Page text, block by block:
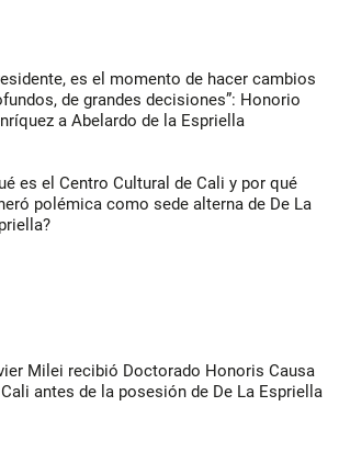
es el momento de hacer cambios
de grandes decisiones”: Honorio
a Abelardo de la Espriella
es el Centro Cultural de Cali y por qué
polémica como sede alterna de De La
Milei recibió Doctorado Honoris Causa
antes de la posesión de De La Espriella